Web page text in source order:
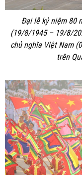
Đại lễ kỷ niệm 80
(19/8/1945 – 19/8/
chủ nghĩa Việt Nam
trên